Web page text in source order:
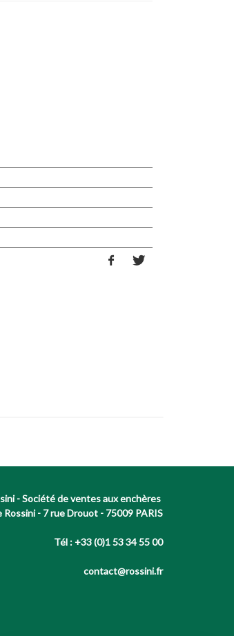
- Société de ventes aux enchères
Rossini - 7 rue Drouot - 75009 PARIS
Tél : +33 (0)1 53 34 55 00
contact@rossini.fr